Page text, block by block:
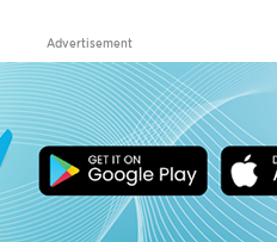
Advertisement